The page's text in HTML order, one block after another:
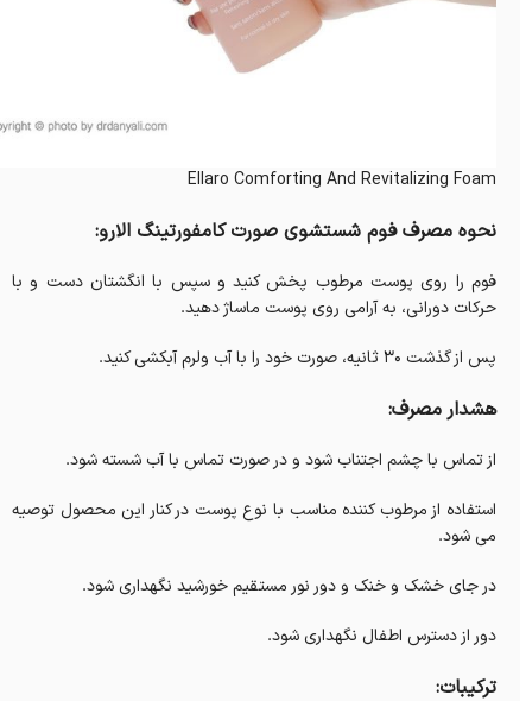
Ellaro Comforting And Revitalizing Foam
نحوه مصرف فوم شستشوی صورت کامفورتینگ الارو:
فوم را روی پوست مرطوب پخش کنید و سپس با انگشتان دست و با
حرکات دورانی، به آرامی روی پوست ماساژ دهید.
پس از گذشت 30 ثانیه، صورت خود را با آب ولرم آبکشی کنید.
هشدار مصرف:
از تماس با چشم اجتناب شود و در صورت تماس با آب شسته شود.
استفاده از مرطوب‎ کننده مناسب با نوع پوست در کنار این محصول توصیه
می ‎شود.
در جای خشک و خنک و دور نور مستقیم خورشید نگهداری شود.
دور از دسترس اطفال نگهداری شود.
ترکیبات: